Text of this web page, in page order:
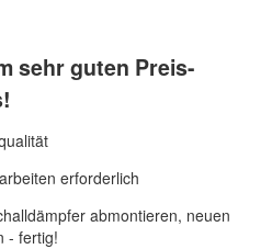
sehr guten Preis-
erforderlich
abmontieren, neuen
- fertig!